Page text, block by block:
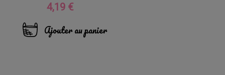
Prix
4,19 €
Ajouter au panier